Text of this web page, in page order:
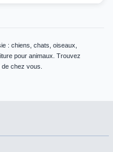
: chiens, chats, oiseaux,
pour animaux. Trouvez
chez vous.